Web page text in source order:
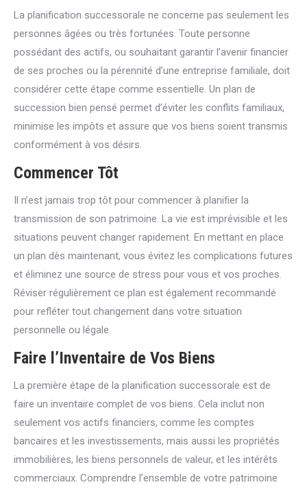
La planification successorale ne concerne pas seulement les
personnes âgées ou très fortunées. Toute personne
possédant des actifs, ou souhaitant garantir l’avenir financier
de ses proches ou la pérennité d’une entreprise familiale, doit
considérer cette étape comme essentielle. Un plan de
succession bien pensé permet d’éviter les conflits familiaux,
minimise les impôts et assure que vos biens soient transmis
conformément à vos désirs.
Commencer Tôt
Il n’est jamais trop tôt pour commencer à planifier la
transmission de son patrimoine. La vie est imprévisible et les
situations peuvent changer rapidement. En mettant en place
un plan dès maintenant, vous évitez les complications futures
et éliminez une source de stress pour vous et vos proches.
Réviser régulièrement ce plan est également recommandé
pour refléter tout changement dans votre situation
personnelle ou légale.
Faire l’Inventaire de Vos Biens
La première étape de la planification successorale est de
faire un inventaire complet de vos biens. Cela inclut non
seulement vos actifs financiers, comme les comptes
bancaires et les investissements, mais aussi les propriétés
immobilières, les biens personnels de valeur, et les intérêts
commerciaux. Comprendre l’ensemble de votre patrimoine